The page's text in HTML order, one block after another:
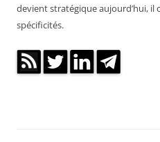
devient stratégique aujourd’hui,
spécificités.